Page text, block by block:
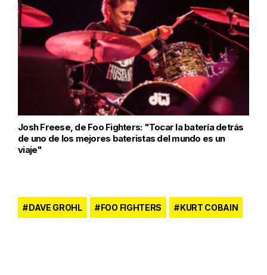
Josh Freese, de Foo Fighters: "Tocar la batería detrás
de uno de los mejores bateristas del mundo es un
viaje"
DAVE GROHL FOO FIGHTERS KURT COBAIN